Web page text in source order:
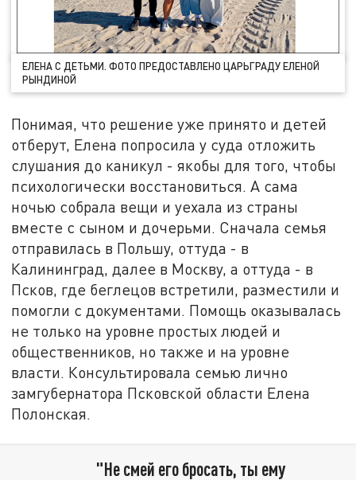
ЕЛЕНА С ДЕТЬМИ. ФОТО ПРЕДОСТАВЛЕНО ЦАРЬГРАДУ ЕЛЕНОЙ
РЫНДИНОЙ
Понимая, что решение уже принято и детей
отберут, Елена попросила у суда отложить
слушания до каникул - якобы для того, чтобы
психологически восстановиться. А сама
ночью собрала вещи и уехала из страны
вместе с сыном и дочерьми. Сначала семья
отправилась в Польшу, оттуда - в
Калининград, далее в Москву, а оттуда - в
Псков, где беглецов встретили, разместили и
помогли с документами. Помощь оказывалась
не только на уровне простых людей и
общественников, но также и на уровне
власти. Консультировала семью лично
замгубернатора Псковской области Елена
Полонская.
"Не смей его бросать, ты ему